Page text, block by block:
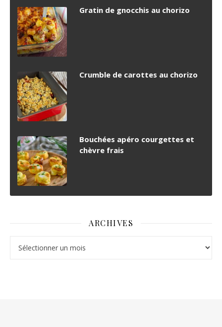
Gratin de gnocchis au chorizo
Crumble de carottes au chorizo
Bouchées apéro courgettes et
chèvre frais
ARCHIVES